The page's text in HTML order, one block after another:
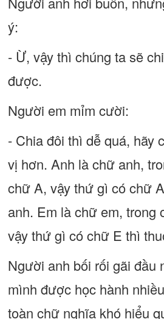
ý:
- Ừ, vậy thì chúng ta sẽ
được.
Người em mỉm cười:
- Chia đôi thì dễ quá, hãy
vị hơn. Anh là chữ anh,
chữ A, vậy thứ gì có chữ
anh. Em là chữ em, trong
vậy thứ gì có chữ E thì
Người anh bối rối gãi đầu
mình được học hành
toàn chữ nghĩa khó hiểu